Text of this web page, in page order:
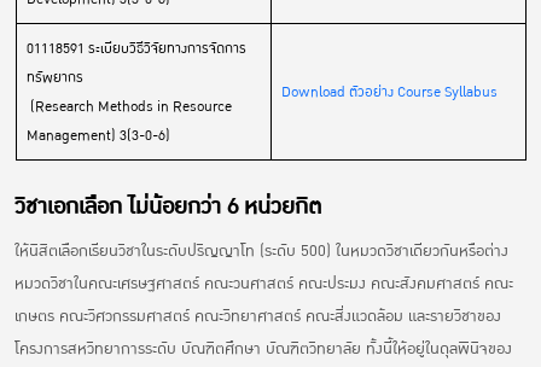
01118591 ระเบียบวิธีวิจัยทางการจัดการ
ทรัพยากร
(Research Methods in Resource
Management) 3(3-0-6)
Download ตัวอย่าง Course Syllabus
วิชาเอกเลือก ไม่น้อยกว่า 6 หน่วยกิต
ให้นิสิตเลือกเรียนวิชาในระดับปริญญาโท (ระดับ 500) ในหมวดวิชาเดียวกันหรือต่าง
หมวดวิชาในคณะเศรษฐศาสตร์ คณะวนศาสตร์ คณะประมง คณะสังคมศาสตร์ คณะ
เกษตร คณะวิศวกรรมศาสตร์ คณะวิทยาศาสตร์ คณะสิ่งแวดล้อม และรายวิชาของ
โครงการสหวิทยาการระดับ บัณฑิตศึกษา บัณฑิตวิทยาลัย ทั้งนี้ให้อยู่ในดุลพินิจของ